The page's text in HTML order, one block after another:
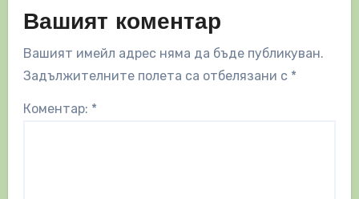
Вашият коментар
Вашият имейл адрес няма да бъде публикуван.
Задължителните полета са отбелязани с *
Коментар: *